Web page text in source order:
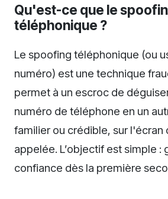
Qu'est-ce que le
téléphonique ?
Le spoofing téléphonique (ou
numéro) est une technique
permet à un escroc de
numéro de téléphone en un
familier ou crédible, sur l'écran
appelée. L’objectif est simple :
confiance dès la première